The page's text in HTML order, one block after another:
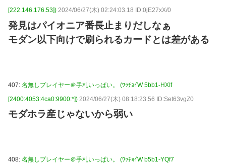
[222.146.176.53]) 2024/06/27(木) 02:24:03.18 ID:0jE27xX/0
発見はパイオニア番長止まりだしなぁ
モダン以下向けで刷られるカードとは差がある
407: 名無しプレイヤー＠手札いっぱい。 (ﾜｯﾁｮｲW 5bb1-HXIf
[2400:4053:4ca0:9900:*]) 2024/06/27(木) 08:18:23.56 ID:Set63vgZ0
モダホラ産じゃないから弱い
408: 名無しプレイヤー＠手札いっぱい。 (ﾜｯﾁｮｲW b5b1-YQf7